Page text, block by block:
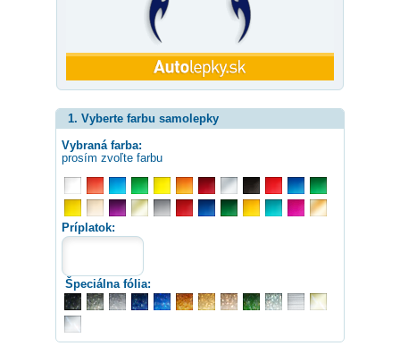
1. Vyberte farbu samolepky
Vybraná farba:
prosím zvoľte farbu
Príplatok:
Špeciálna fólia: